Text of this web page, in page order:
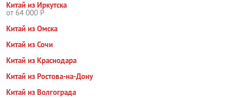
Китай из Иркутска
от 64 000 Р
Китай из Омска
Китай из Сочи
Китай из Краснодара
Китай из Ростова-на-Дону
Китай из Волгограда